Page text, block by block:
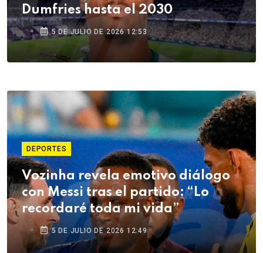
Dumfries hasta el 2030
5 DE JULIO DE 2026 12:53
DEPORTES
Vozinha revela emotivo diálogo
con Messi tras el partido: “Lo
recordaré toda mi vida”
5 DE JULIO DE 2026 12:49